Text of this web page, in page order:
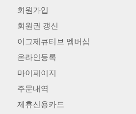
회원가입
회원권 갱신
이그제큐티브 멤버십
온라인등록
마이페이지
주문내역
제휴신용카드